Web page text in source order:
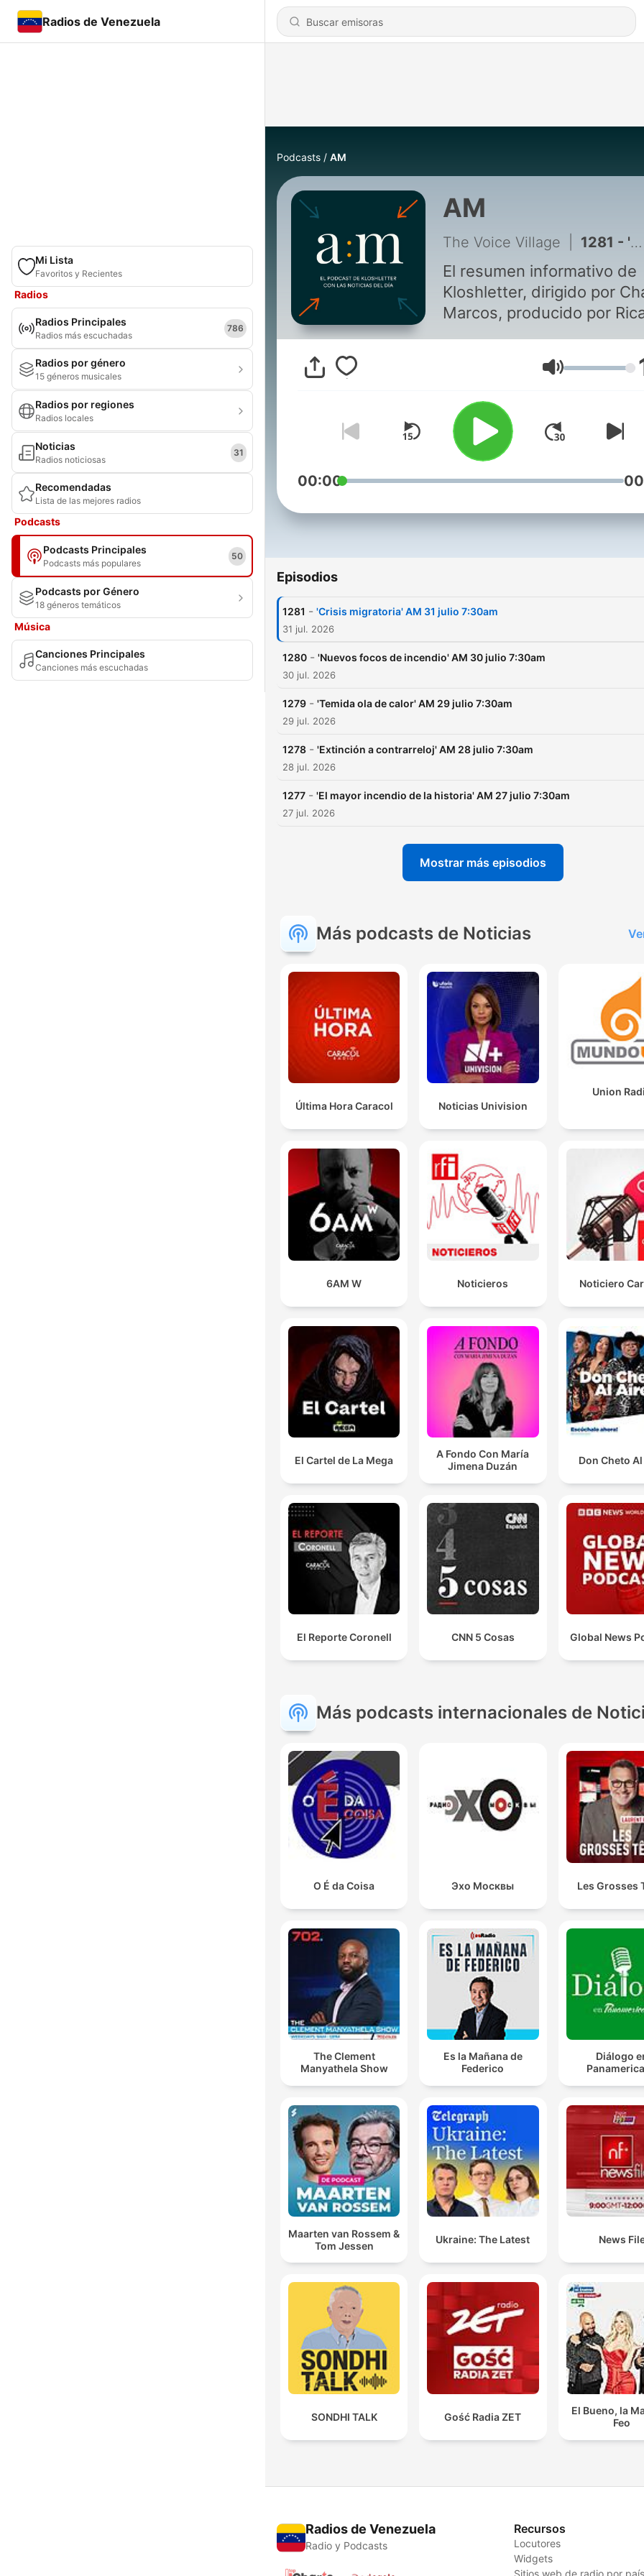
Radios de Venezuela
Mi Lista
Favoritos y Recientes
Radios
Radios Principales
Radios más escuchadas
786
Radios por género
15 géneros musicales
Radios por regiones
Radios locales
Noticias
Radios noticiosas
31
Recomendadas
Lista de las mejores radios
Podcasts
Podcasts Principales
Podcasts más populares
50
Podcasts por Género
18 géneros temáticos
Música
Canciones Principales
Canciones más escuchadas
Podcasts AM
AM
The Voice Village 1281 - 'Crisis migratoria' AM 31 julio 7:30am
El resumen informativo de
Kloshletter, dirigido por
Marcos, producido por
Andrés Moraleda. Una
producción de The Voice
las 7:30 AM.
Volumen
00:00
Episodios
1281 - 'Crisis migratoria' AM 31 julio 7:30am
31 jul. 2026
1280 - 'Nuevos focos de incendio' AM 30 julio 7:30am
30 jul. 2026
1279 - 'Temida ola de calor' AM 29 julio 7:30am
29 jul. 2026
1278 - 'Extinción a contrarreloj' AM 28 julio 7:30am
28 jul. 2026
1277 - 'El mayor incendio de la historia' AM 27 julio 7:30am
27 jul. 2026
Mostrar más episodios
Más podcasts de Noticias
Última Hora Caracol Noticias Univision
Union
6AM W Noticieros Noticiero
El Cartel de La Mega
A Fondo Con María
Jimena Duzán
Don Cheto
El Reporte Coronell CNN 5 Cosas Global News
Más podcasts internacionales de
O É da Coisa Эхо Москвы Les Grosses
The Clement
Manyathela Show
Es la Mañana de
Federico
Diálogo
Maarten van Rossem &
Tom Jessen
Ukraine: The Latest News
SONDHI TALK Gość Radia ZET
El Bueno, la
Feo
Radios de Venezuela
Radio y Podcasts
Recursos
Locutores
Widgets
Sitios web de radio por